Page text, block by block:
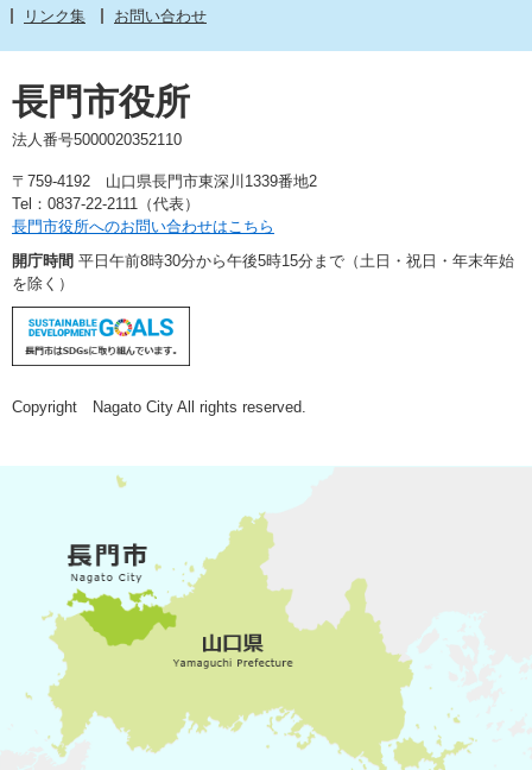
リンク集
お問い合わせ
長門市役所
法人番号5000020352110
〒759-4192 山口県長門市東深川1339番地2
Tel：0837-22-2111（代表）
長門市役所へのお問い合わせはこちら
開庁時間 平日午前8時30分から午後5時15分まで（土日・祝日・年末年始
を除く）
Copyright Nagato City All rights reserved.